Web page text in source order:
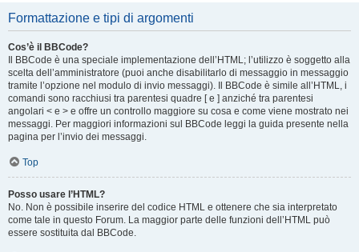
Formattazione e tipi di argomenti
Cos’è il BBCode?
Il BBCode è una speciale implementazione dell’HTML; l’utilizzo è soggetto alla
scelta dell’amministratore (puoi anche disabilitarlo di messaggio in messaggio
tramite l’opzione nel modulo di invio messaggi). Il BBCode è simile all’HTML, i
comandi sono racchiusi tra parentesi quadre [ e ] anziché tra parentesi
angolari < e > e offre un controllo maggiore su cosa e come viene mostrato nei
messaggi. Per maggiori informazioni sul BBCode leggi la guida presente nella
pagina per l’invio dei messaggi.
Top
Posso usare l’HTML?
No. Non è possibile inserire del codice HTML e ottenere che sia interpretato
come tale in questo Forum. La maggior parte delle funzioni dell’HTML può
essere sostituita dal BBCode.